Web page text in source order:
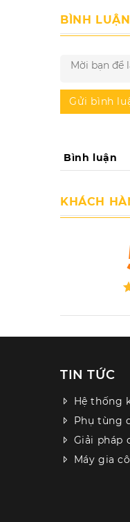
BÌNH LUẬN
Gửi bình
Bình luận
KHÁCH
TIN TỨC
Hệ thống
Phụ tùng
Giải pháp
Máy gia